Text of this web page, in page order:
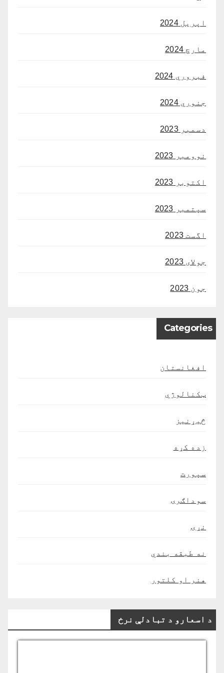
اپریل 2024
مارچ 2024
فبروري 2024
جنوري 2024
دسمبر 2023
نوومبر 2023
اکتوبر 2023
سپتمبر 2023
اگست 2023
جولای 2023
جون 2023
Categories
افغانستان
ټکنالوژي
څیړنیز
زده کړه
سپورت
سوداګرۍ
نړۍ
نه طبقه بندي
هنر او کلتور
د اسعارو د تبادلې نرخ